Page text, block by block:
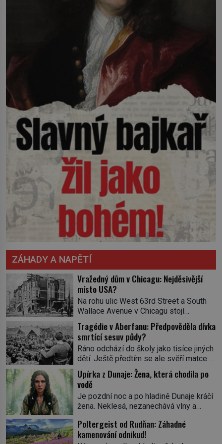
ZÁHADY A NAPĚTÍ
Vražedný dům v Chicagu: Nejděsivější
místo USA?
Na rohu ulic West 63rd Street a South
Wallace Avenue v Chicagu stojí
nenápadná pošta. Nemá žádný speciální
nápis ani pamětní desku. A přesto prý
místní zaměstnanci neradi chodí do
sklepa. Právě tady totiž sídlil sériový
vrah H. H. Holmes a také
nejpropracovanější past na lidi
v dějinách americké kriminalistiky.
Herman Webster Mudgett (1861–1896)
přijíždí […]
Tragédie v Aberfanu: Předpověděla dívka
smrtící sesuv půdy?
Ráno odchází do školy jako tisíce jiných
dětí. Ještě předtím se ale svěří matce s
podivným snem. Ve škole, kterou dobře
zná, tentokrát nevidí budovu ani
spolužáky. Místo nich se před ní tyčí
cosi temného. O několik hodin později je
mrtvá. Mohla devítiletá Zahlédla vlastní
vesnice Aberfan […]
Upírka z Dunaje: Žena, která chodila po
vodě
Je pozdní noc a po hladině Dunaje kráčí
žena. Neklesá, nezanechává vlny a
pod ní byla dlažbou. Muž, který ji z
břehu pozoruje, ji údajně poznává, jenže
Poltergeist od Rudňan: Záhadné
kamenování odnikud!